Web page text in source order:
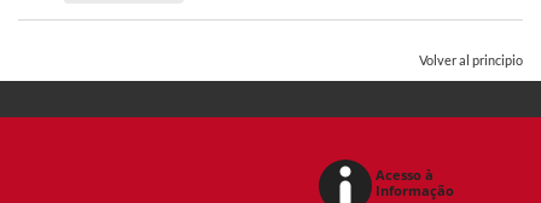
Volver al principio